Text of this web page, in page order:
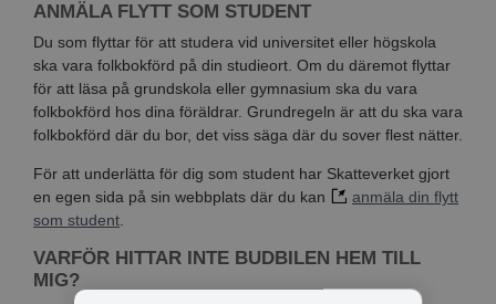
ANMÄLA FLYTT SOM STUDENT
Du som flyttar för att studera vid universitet eller högskola
ska vara folkbokförd på din studieort. Om du däremot flyttar
för att läsa på grundskola eller gymnasium ska du vara
folkbokförd hos dina föräldrar. Grundregeln är att du ska vara
folkbokförd där du bor, det viss säga där du sover flest nätter.
För att underlätta för dig som student har Skatteverket gjort
en egen sida på sin webbplats där du kan
anmäla din flytt
som student.
VARFÖR HITTAR INTE BUDBILEN HEM TILL
MIG?